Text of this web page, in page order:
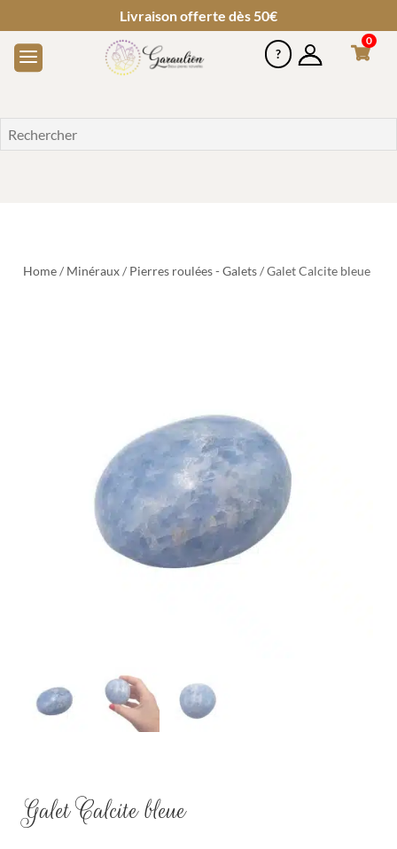
Livraison offerte dès 50€
0
Home/ Minéraux/ Pierres roulées - Galets/ Galet Calcite bleue
Galet Calcite bleue